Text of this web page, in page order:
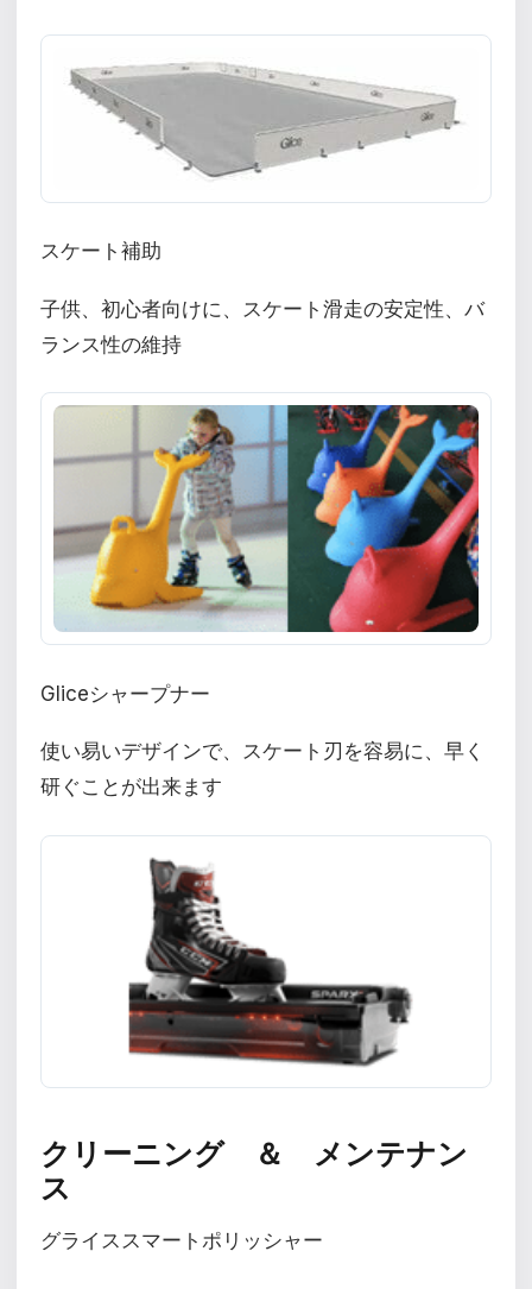
スケート補助
子供、初心者向けに、スケート滑走の安定性、バ
ランス性の維持
Gliceシャープナー
使い易いデザインで、スケート刃を容易に、早く
研ぐことが出来ます
クリーニング ＆ メンテナン
ス
グライススマートポリッシャー